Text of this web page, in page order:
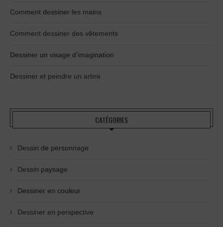
Comment dessiner les mains
Comment dessiner des vêtements
Dessiner un visage d’imagination
Dessiner et peindre un arbre
CATÉGORIES
Dessin de personnage
Dessin paysage
Dessiner en couleur
Dessiner en perspective